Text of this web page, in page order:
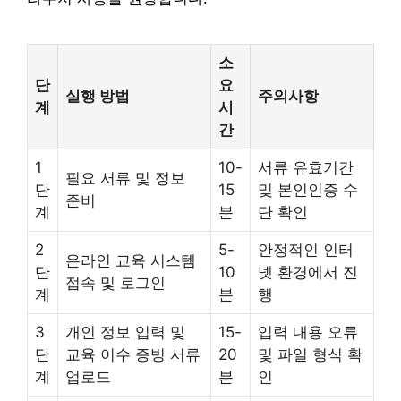
단
계
실행 방법
소
요
시
간
주의사항
1
단
계
필요 서류 및 정보
준비
10-
15
분
서류 유효기간
및 본인인증 수
단 확인
2
단
계
온라인 교육 시스템
접속 및 로그인
5-
10
분
안정적인 인터
넷 환경에서 진
행
3
단
계
개인 정보 입력 및
교육 이수 증빙 서류
업로드
15-
20
분
입력 내용 오류
및 파일 형식 확
인